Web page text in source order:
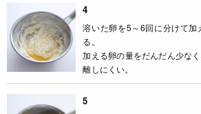
4
溶いた卵を5～6回に分けて
る。
加える卵の量をだんだん少な
離しにくい。
5